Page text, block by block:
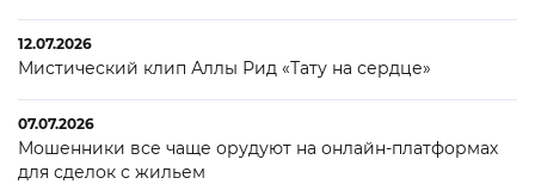
12.07.2026
Мистический клип Аллы Рид «Тату на сердце»
07.07.2026
Мошенники все чаще орудуют на онлайн-платформах
для сделок с жильем